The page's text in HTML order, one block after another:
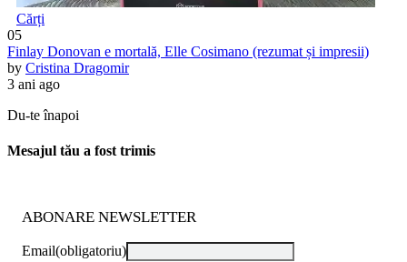
Cărți
05
Finlay Donovan e mortală, Elle Cosimano (rezumat și impresii)
by Cristina Dragomir
3 ani ago
Du-te înapoi
Mesajul tău a fost trimis
ABONARE NEWSLETTER
Email(obligatoriu)